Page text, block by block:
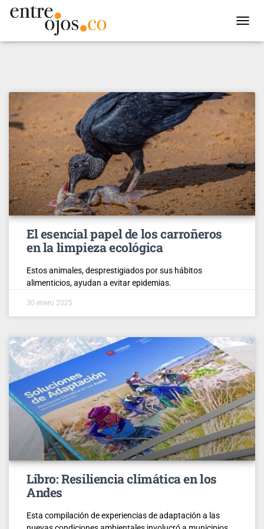
El esencial papel de los carroñeros
en la limpieza ecológica
Estos animales, desprestigiados por sus hábitos
alimenticios, ayudan a evitar epidemias.
30 enero 2025
Libro: Resiliencia climática en los
Andes
Esta compilación de experiencias de adaptación a las